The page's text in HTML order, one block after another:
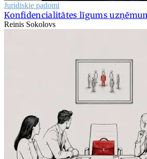
Juridiskie padomi
Konfidencialitātes līgums
Reinis Sokolovs